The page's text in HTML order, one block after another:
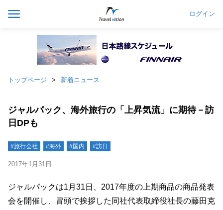
ログイン
トップページ 新着ニュース
ジャルパック、海外旅行の「上昇気流」に期待－訪
日DPも
#旅行会社 #海外 #国内 #訪日
2017年1月31日
ジャルパックは1月31日、2017年度の上期商品の商品発表
会を開催し、冒頭で挨拶した同社代表取締役社長の藤田克